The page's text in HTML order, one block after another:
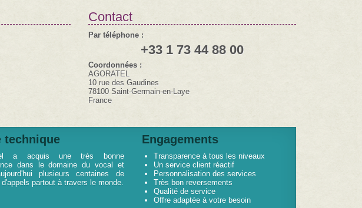
Contact
Par téléphone :
+33 1 73 44 88 00
Coordonnées :
AGORATEL
10 rue des Gaudines
78100 Saint-Germain-en-Laye
France
technique
a acquis une très bonne
dans le domaine du vocal et
plusieurs centaines de
partout à travers le monde.
Engagements
Transparence à tous les niveaux
Un service client réactif
Personnalisation des services
Très bon reversements
Qualité de service
Offre adaptée à votre besoin